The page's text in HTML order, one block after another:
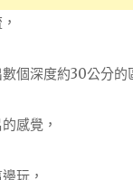
個深度約30公分的
感覺，
玩，